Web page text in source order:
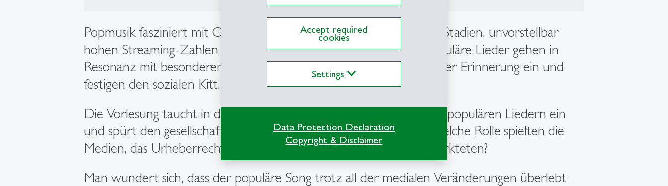
Accept required
cookies
Settings
Data Protection Declaration
Copyright & Disclaimer
Popmusik fasziniert mit Ohrwürmern, Megastars in ausverkauften Stadien, unvorstellbar
hohen Streaming-Zahlen und neuerdings KI-generierter Musik. Populäre Lieder gehen in
Resonanz mit besonderen biografischen Momenten, nisten sich in der Erinnerung ein und
festigen den sozialen Kitt.
Die Vorlesung taucht in den historischen Kontext von erfolgreichen populären Liedern ein
und spürt den gesellschaftlichen Bedingungen ihres Erfolgs nach. Welche Rolle spielten die
Medien, das Urheberrecht und die Geschäftsmodelle, die sie vermarkteten?
Man wundert sich, dass der populäre Song trotz all der medialen Veränderungen überlebt